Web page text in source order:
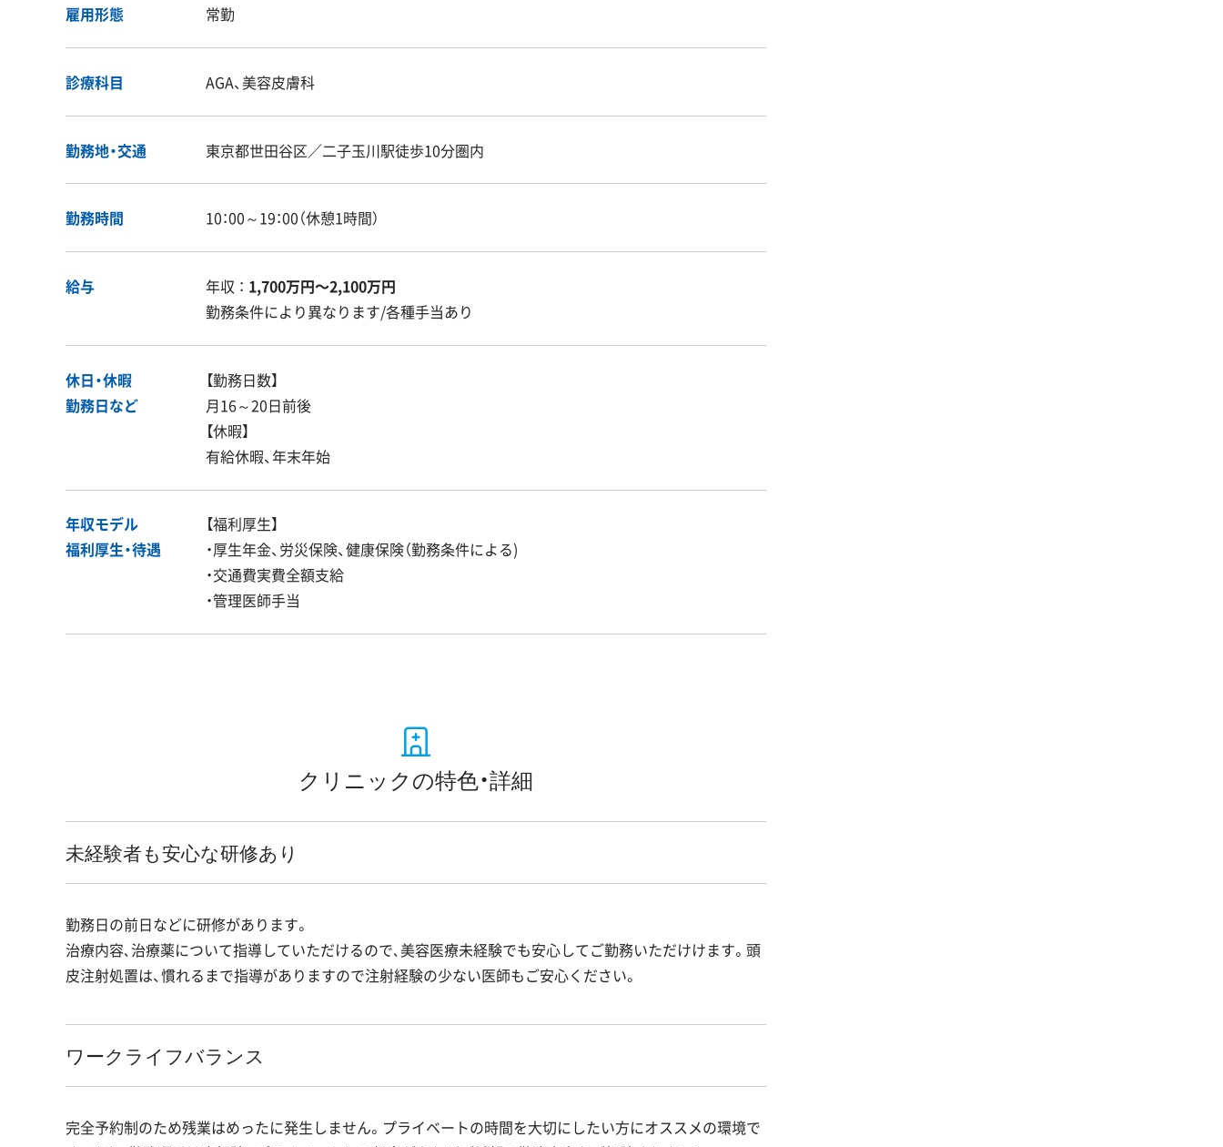
雇用形態 常勤
診療科目 AGA、美容皮膚科
勤務地・交通 東京都世田谷区／二子玉川駅徒歩10分圏内
勤務時間 10：00～19：00（休憩1時間）
給与 年収 ： 1,700万円〜2,100万円
勤務条件により異なります/各種手当あり
休日・休暇
勤務日など
【勤務日数】
月16～20日前後
【休暇】
有給休暇、年末年始
年収モデル
福利厚生・待遇
【福利厚生】
・厚生年金、労災保険、健康保険（勤務条件による)
・交通費実費全額支給
・管理医師手当
クリニックの特色・詳細
未経験者も安心な研修あり
勤務日の前日などに研修があります。
治療内容､治療薬について指導していただけるので､美容医療未経験でも安心してご勤務いただけけます。頭
皮注射処置は、慣れるまで指導がありますので注射経験の少ない医師もご安心ください。
ワークライフバランス
完全予約制のため残業はめったに発生しません。プライベートの時間を大切にしたい方にオススメの環境で